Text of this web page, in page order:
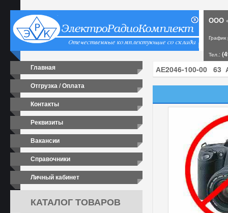
ООО
Тел.:
Главная
Отгрузка / Оплата
Контакты
Реквизиты
Вакансии
Справочники
Личный кабинет
КАТАЛОГ ТОВАРОВ